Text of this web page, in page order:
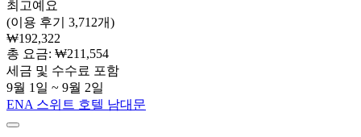
최고예요
(이용 후기 3,712개)
₩192,322
총 요금: ₩211,554
세금 및 수수료 포함
9월 1일 ~ 9월 2일
ENA 스위트 호텔 남대문